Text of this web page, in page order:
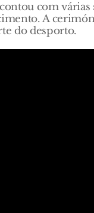
com
A
do desporto.